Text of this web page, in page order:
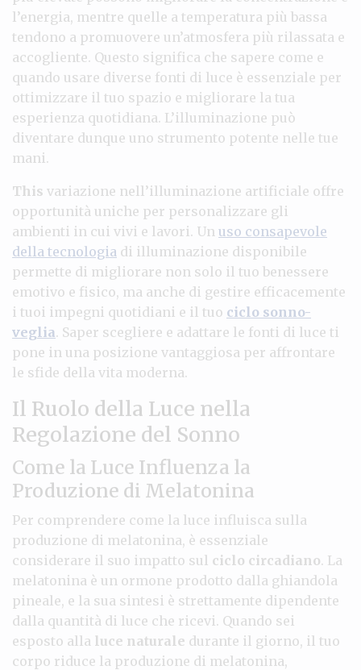
l’energia, mentre quelle a temperatura più bassa
tendono a promuovere un’atmosfera più rilassata e
accogliente. Questo significa che sapere come e
quando usare diverse fonti di luce è essenziale per
ottimizzare il tuo spazio e migliorare la tua
esperienza quotidiana. L’illuminazione può
diventare dunque uno strumento potente nelle tue
mani.
This variazione nell’illuminazione artificiale offre
opportunità uniche per personalizzare gli
ambienti in cui vivi e lavori. Un uso consapevole
della tecnologia di illuminazione disponibile
permette di migliorare non solo il tuo benessere
emotivo e fisico, ma anche di gestire efficacemente
i tuoi impegni quotidiani e il tuo ciclo sonno-
veglia. Saper scegliere e adattare le fonti di luce ti
pone in una posizione vantaggiosa per affrontare
le sfide della vita moderna.
Il Ruolo della Luce nella
Regolazione del Sonno
Come la Luce Influenza la
Produzione di Melatonina
Per comprendere come la luce influisca sulla
produzione di melatonina, è essenziale
considerare il suo impatto sul ciclo circadiano. La
melatonina è un ormone prodotto dalla ghiandola
pineale, e la sua sintesi è strettamente dipendente
dalla quantità di luce che ricevi. Quando sei
esposto alla luce naturale durante il giorno, il tuo
corpo riduce la produzione di melatonina,